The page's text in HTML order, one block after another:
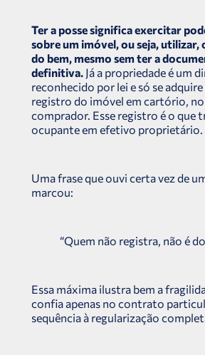
Ter a posse significa exercitar
sobre um imóvel, ou seja,
do bem, mesmo sem ter a
definitiva. Já a propriedade é um
reconhecido por lei e só se
registro do imóvel em cartório,
comprador. Esse registro é o que
ocupante em efetivo proprietário.
Uma frase que ouvi certa vez de
marcou:
“Quem não registra, não é
Essa máxima ilustra bem a
confia apenas no contrato
sequência à regularização